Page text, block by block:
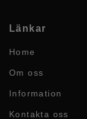
Länkar
Home
Om oss
Information
Kontakta oss